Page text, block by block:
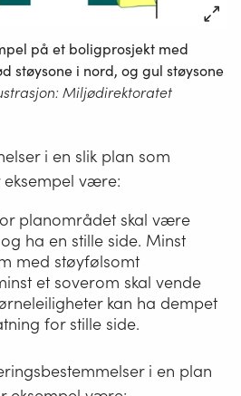
på et boligprosjekt med
støysone i nord, og gul støysone
Miljødirektoratet
i en slik plan som
eksempel være:
planområdet skal være
ha en stille side. Minst
med støyfølsomt
et soverom skal vende
kan ha dempet
for stille side.
i en plan